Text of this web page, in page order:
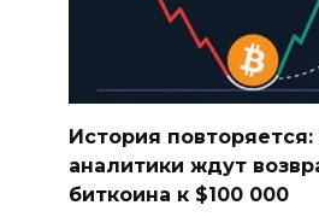
История
аналитики ждут
биткоина к $100 000